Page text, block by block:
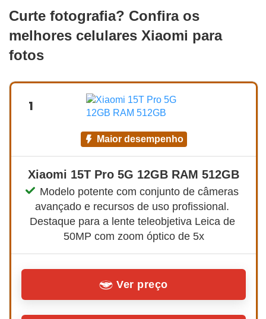
Curte fotografia? Confira os
melhores celulares Xiaomi para
fotos
1
maior desempenho
Xiaomi 15T Pro 5G 12GB RAM 512GB
Modelo potente com conjunto de câmeras
avançado e recursos de uso profissional.
Destaque para a lente teleobjetiva Leica de
50MP com zoom óptico de 5x
Ver preço